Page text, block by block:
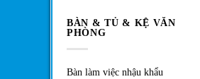
BÀN & TỦ & KỆ VĂN
PHÒNG
Bàn làm việc nhậu khẩu